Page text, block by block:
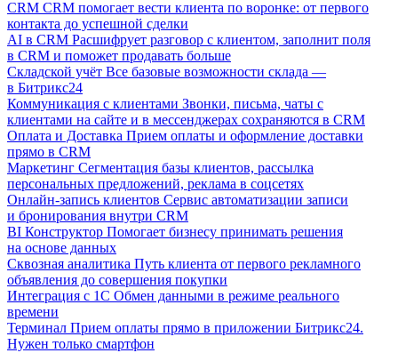
CRM CRM помогает вести клиента по воронке: от первого
контакта до успешной сделки
AI в CRM Расшифрует разговор с клиентом, заполнит поля
в CRM и поможет продавать больше
Складской учёт Все базовые возможности склада —
в Битрикс24
Коммуникация с клиентами Звонки, письма, чаты с
клиентами на сайте и в мессенджерах сохраняются в CRM
Оплата и Доставка Прием оплаты и оформление доставки
прямо в CRM
Маркетинг Сегментация базы клиентов, рассылка
персональных предложений, реклама в соцсетях
Онлайн-запись клиентов Сервис автоматизации записи
и бронирования внутри CRM
BI Конструктор Помогает бизнесу принимать решения
на основе данных
Сквозная аналитика Путь клиента от первого рекламного
объявления до совершения покупки
Интеграция с 1С Обмен данными в режиме реального
времени
Терминал Прием оплаты прямо в приложении Битрикс24.
Нужен только смартфон